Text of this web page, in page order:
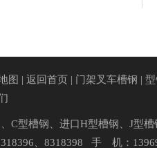
图 | 返回首页 | 门架叉车槽钢 |
C型槽钢 进口H型槽钢
J型槽
、8318398 手 机：